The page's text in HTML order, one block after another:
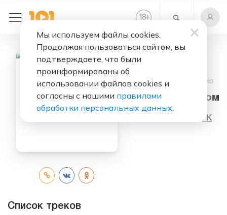
18+
Слушать бесплатно
Новый Альбом
МГК
Список треков
Мы используем файлы cookies.
Продолжая пользоваться сайтом, вы
подтверждаете, что были
проинформированы об
использовании файлов cookies и
согласны с нашими правилами
обработки персональных данных.